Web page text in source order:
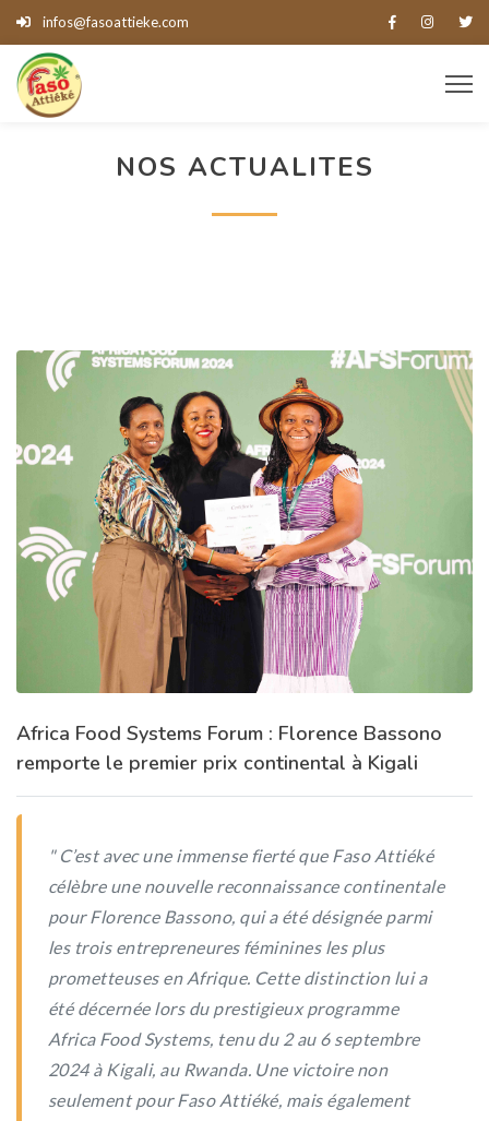
infos@fasoattieke.com
NOS ACTUALITES
Africa Food Systems Forum : Florence Bassono
remporte le premier prix continental à Kigali
" C’est avec une immense fierté que Faso Attiéké
célèbre une nouvelle reconnaissance continentale
pour Florence Bassono, qui a été désignée parmi
les trois entrepreneures féminines les plus
prometteuses en Afrique. Cette distinction lui a
été décernée lors du prestigieux programme
Africa Food Systems, tenu du 2 au 6 septembre
2024 à Kigali, au Rwanda. Une victoire non
seulement pour Faso Attiéké, mais également